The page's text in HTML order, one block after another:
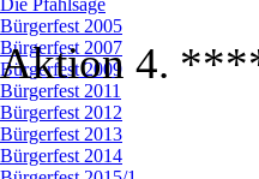
Die Pfahlsage
Bürgerfest 2005
Bürgerfest 2007
Bürgerfest 2009
Bürgerfest 2011
Bürgerfest 2012
Bürgerfest 2013
Bürgerfest 2014
Aktion 4.